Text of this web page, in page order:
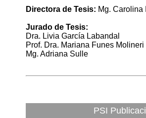
Directora de Tesis: Mg. Carolina
Jurado de Tesis:
Dra. Livia García Labandal
Prof. Dra. Mariana Funes Molineri
Mg. Adriana Sulle
PSI